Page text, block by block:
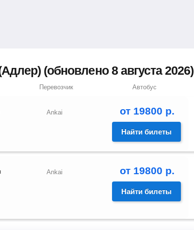
(обновлено 8 августа 2026)
Перевозчик Автобус
Ankai от 19800 р.
Найти билеты
Ankai от 19800 р.
Найти билеты